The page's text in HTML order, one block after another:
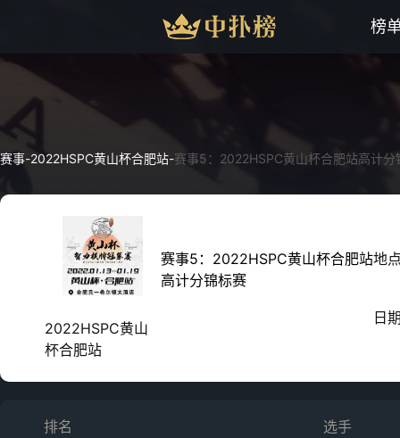
榜
赛事-2022HSPC黄山杯合肥站-赛事5：2022HSPC黄山杯合肥站高计分
2022HSPC黄山
杯合肥站
赛事5：2022HSPC黄山杯合肥站
高计分锦标赛
地
日
排名 选手